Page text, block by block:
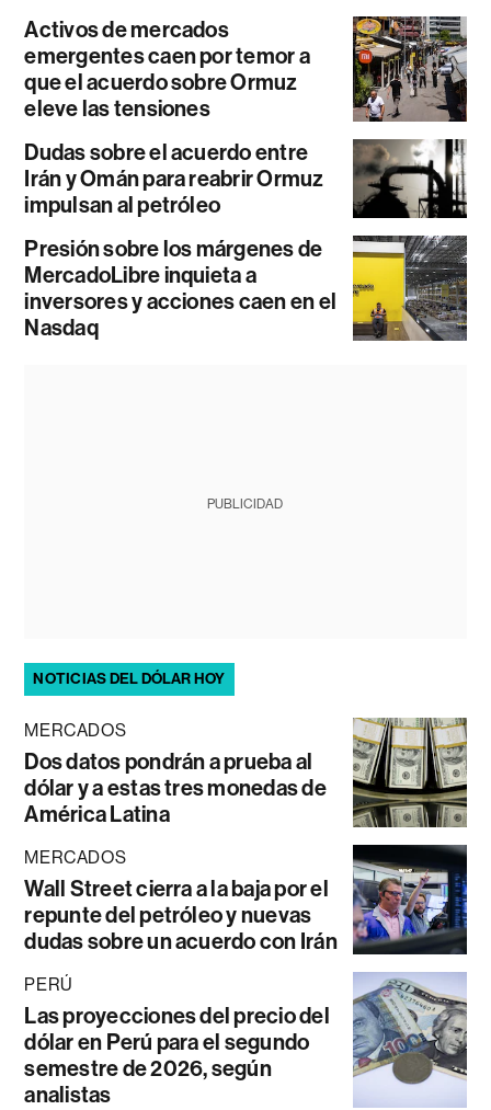
Activos de mercados
emergentes caen por temor a
que el acuerdo sobre Ormuz
eleve las tensiones
Dudas sobre el acuerdo entre
Irán y Omán para reabrir Ormuz
impulsan al petróleo
Presión sobre los márgenes de
MercadoLibre inquieta a
inversores y acciones caen en el
Nasdaq
PUBLICIDAD
NOTICIAS DEL DÓLAR HOY
MERCADOS
Dos datos pondrán a prueba al
dólar y a estas tres monedas de
América Latina
MERCADOS
Wall Street cierra a la baja por el
repunte del petróleo y nuevas
dudas sobre un acuerdo con Irán
PERÚ
Las proyecciones del precio del
dólar en Perú para el segundo
semestre de 2026, según
analistas